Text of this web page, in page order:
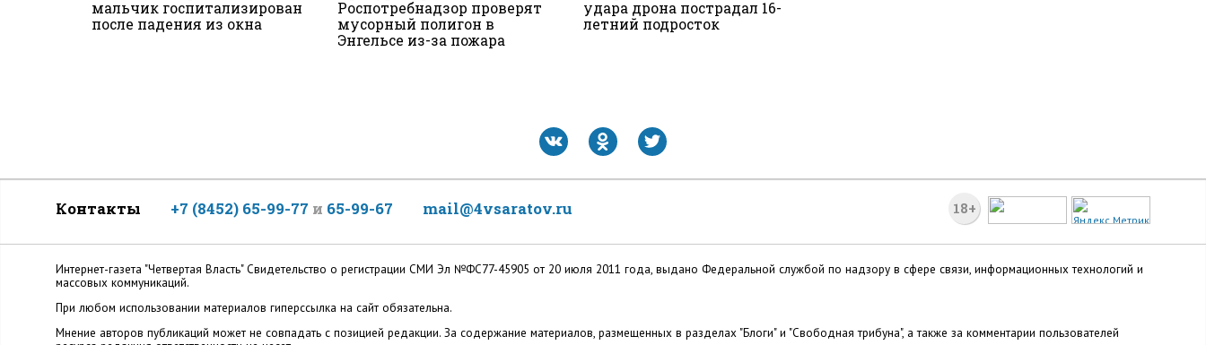
мальчик госпитализирован
после падения из окна
Роспотребнадзор проверят
мусорный полигон в
Энгельсе из-за пожара
удара дрона пострадал 16-
летний подросток
18+
Контакты +7 (8452) 65-99-77 и 65-99-67 mail@4vsaratov.ru
Интернет-газета "Четвертая Власть" Cвидетельство о регистрации СМИ Эл №ФС77-45905 от 20 июля 2011 года, выдано Федеральной службой по надзору в сфере связи, информационных технологий и
массовых коммуникаций.
При любом использовании материалов гиперссылка на сайт обязательна.
Мнение авторов публикаций может не совпадать с позицией редакции. За содержание материалов, размещенных в разделах "Блоги" и "Свободная трибуна", а также за комментарии пользователей